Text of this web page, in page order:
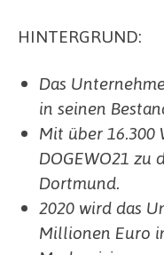
HINTERGRUND:
Das
in seinen
Mit über 16.300
DOGEWO21
Dortmund.
2020 wird das
Millionen Euro